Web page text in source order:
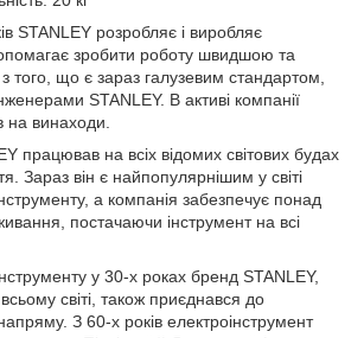
STANLEY розробляє і виробляє
зробити роботу швидшою та
того, що є зараз галузевим стандартом,
STANLEY. В активі компанії
на винаходи.
працював на всіх відомих світових будах
Зараз він є найпопулярнішим у світі
а компанія забезпечує понад
постачаючи інструмент на всі
у 30-х роках бренд STANLEY,
світі, також приєднався до
З 60-х років електроінструмент